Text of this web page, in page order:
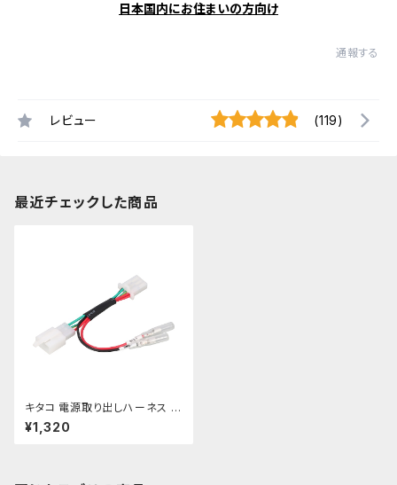
日本国内にお住まいの方向け
通報する
レビュー (119)
最近チェックした商品
キタコ 電源取り出しハーネス G
B350S etc【 756-9000170】
¥1,320